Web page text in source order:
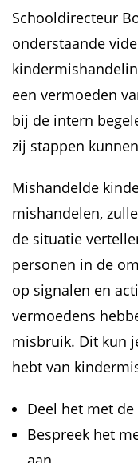
Schooldirecteur
onderstaande
een vermoeden
bij de intern
zij stappen
Mishandelde
mishandelen,
de situatie
personen in de
op signalen en
vermoedens
misbruik. Dit kun
hebt van
Deel het met
Bespreek het